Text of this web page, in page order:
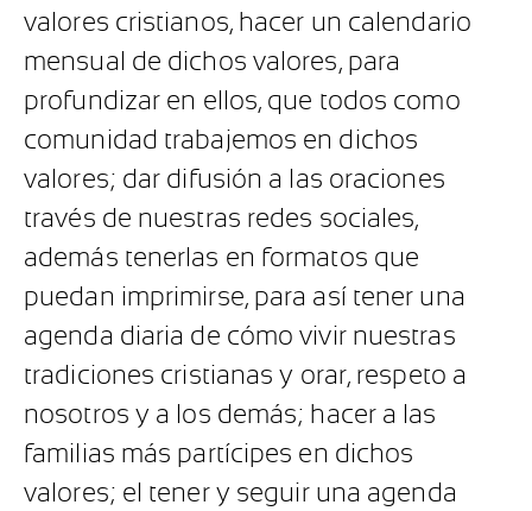
valores cristianos, hacer un calendario
mensual de dichos valores, para
profundizar en ellos, que todos como
comunidad trabajemos en dichos
valores; dar difusión a las oraciones
través de nuestras redes sociales,
además tenerlas en formatos que
puedan imprimirse, para así tener una
agenda diaria de cómo vivir nuestras
tradiciones cristianas y orar, respeto a
nosotros y a los demás; hacer a las
familias más partícipes en dichos
valores; el tener y seguir una agenda